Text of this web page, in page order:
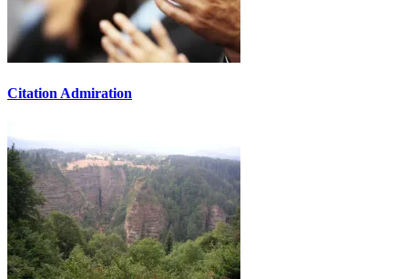
Citation Admiration